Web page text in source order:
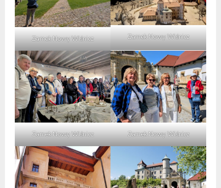
Zamek Nowy Wiśnicz Zamek Nowy Wiśnicz
Zamek Nowy Wiśnicz Zamek Nowy Wiśnicz